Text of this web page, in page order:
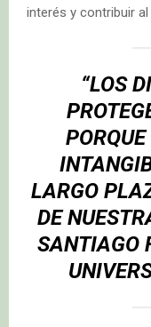
interés y contribuir
“LOS
LARGO
DE
SANTIAGO